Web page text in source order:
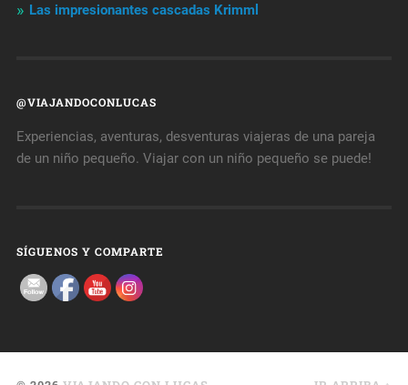
Las impresionantes cascadas Krimml
@VIAJANDOCONLUCAS
Experiencias, aventuras, desventuras viajeras de una pareja
de un niño pequeño. Viajar con un niño pequeño se puede!
SÍGUENOS Y COMPARTE